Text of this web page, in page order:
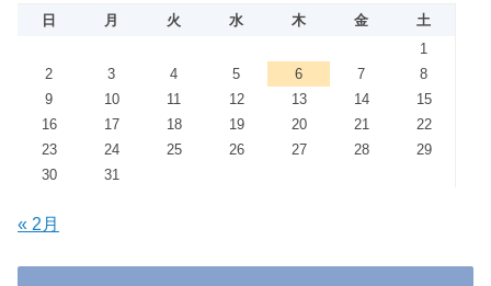
日 月 火 水 木 金
土
1
2
3 4 5 6 7
8
9
10 11 12 13 14
15
16
17 18 19 20 21
22
23
24 25 26 27 28
29
30
31
« 2月